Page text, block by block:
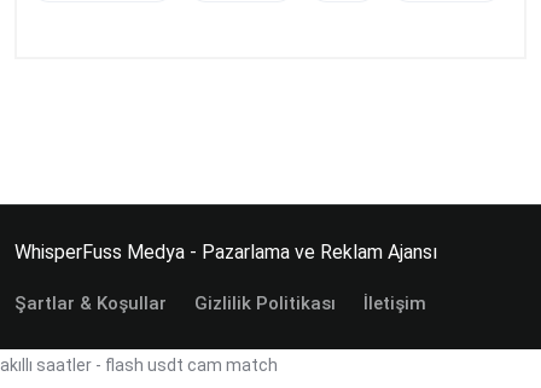
WhisperFuss Medya - Pazarlama ve Reklam Ajansı
Şartlar & Koşullar Gizlilik Politikası İletişim
akıllı saatler - flash usdt cam match